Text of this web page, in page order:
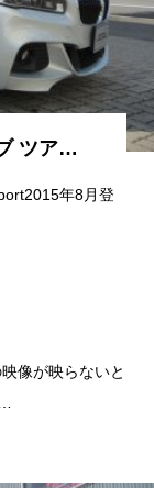
ツア…
年8月登
像が映らないと